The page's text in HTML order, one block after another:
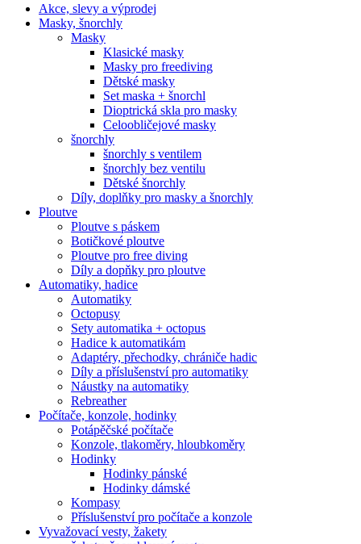
Akce, slevy a výprodej
Masky, šnorchly
Masky
Klasické masky
Masky pro freediving
Dětské masky
Set maska + šnorchl
Dioptrická skla pro masky
Celoobličejové masky
šnorchly
šnorchly s ventilem
šnorchly bez ventilu
Dětské šnorchly
Díly, doplňky pro masky a šnorchly
Ploutve
Ploutve s páskem
Botičkové ploutve
Ploutve pro free diving
Díly a dopňky pro ploutve
Automatiky, hadice
Automatiky
Octopusy
Sety automatika + octopus
Hadice k automatikám
Adaptéry, přechodky, chrániče hadic
Díly a příslušenství pro automatiky
Náustky na automatiky
Rebreather
Počítače, konzole, hodinky
Potápěčské počítače
Konzole, tlakoměry, hloubkoměry
Hodinky
Hodinky pánské
Hodinky dámské
Kompasy
Příslušenství pro počítače a konzole
Vyvažovací vesty, žakety